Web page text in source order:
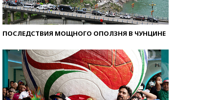
ПОСЛЕДСТВИЯ МОЩНОГО ОПОЛЗНЯ В ЧУНЦИНЕ